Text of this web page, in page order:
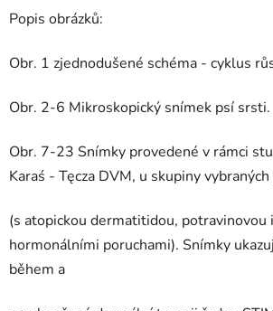
Popis obrázků:
Obr. 1 zjednodušené schéma - cyklus
Obr. 2-6 Mikroskopický snímek psí srsti.
Obr. 7-23 Snímky provedené v rámci
Karaś - Tęcza DVM, u skupiny
(s atopickou dermatitidou, potravinovou
hormonálními poruchami). Snímky
během a